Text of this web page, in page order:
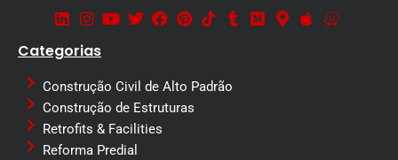
Categorias
Construção Civil de Alto Padrão
Construção de Estruturas
Retrofits & Facilities
Reforma Predial